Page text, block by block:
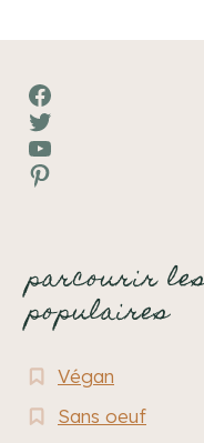
Facebook
Twitter
YouTube
Pinterest
parcourir
populaires
Végan
Sans oeuf